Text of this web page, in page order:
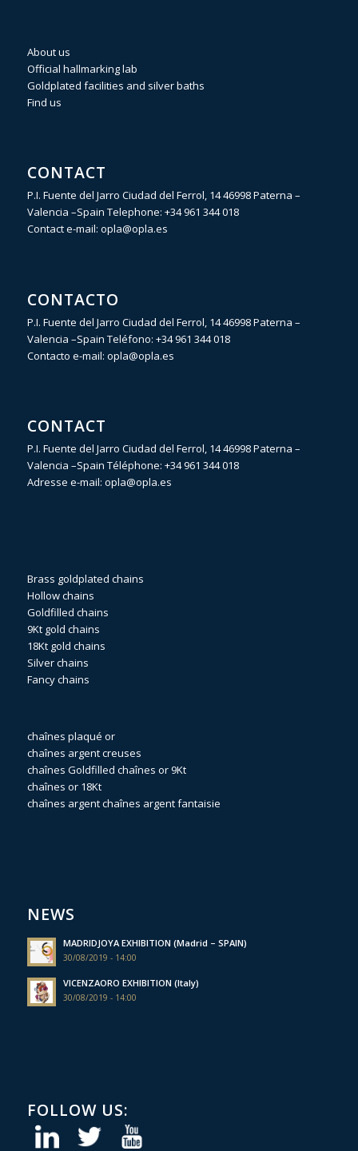
About us
Official hallmarking lab
Goldplated facilities and silver baths
Find us
CONTACT
P.I. Fuente del Jarro Ciudad del Ferrol, 14 46998 Paterna –
Valencia –Spain Telephone: +34 961 344 018
Contact e-mail: opla@opla.es
CONTACTO
P.I. Fuente del Jarro Ciudad del Ferrol, 14 46998 Paterna –
Valencia –Spain Teléfono: +34 961 344 018
Contacto e-mail: opla@opla.es
CONTACT
P.I. Fuente del Jarro Ciudad del Ferrol, 14 46998 Paterna –
Valencia –Spain Téléphone: +34 961 344 018
Adresse e-mail: opla@opla.es
Brass goldplated chains
Hollow chains
Goldfilled chains
9Kt gold chains
18Kt gold chains
Silver chains
Fancy chains
chaînes plaqué or
chaînes argent creuses
chaînes Goldfilled chaînes or 9Kt
chaînes or 18Kt
chaînes argentchaînes argent fantaisie
NEWS
MADRIDJOYA EXHIBITION (Madrid – SPAIN)
30/08/2019 - 14:00
VICENZAORO EXHIBITION (Italy)
30/08/2019 - 14:00
FOLLOW US: